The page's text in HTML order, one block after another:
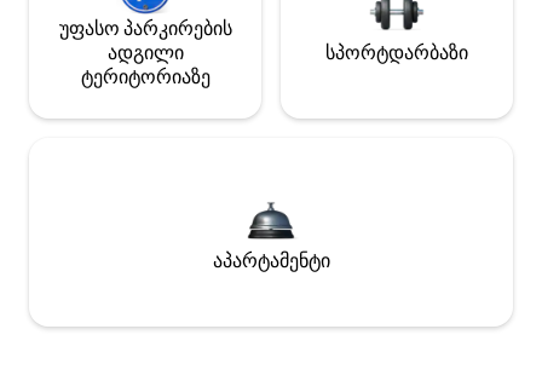
უფასო პარკირების
ადგილი
ტერიტორიაზე
სპორტდარბაზი
აპარტამენტი